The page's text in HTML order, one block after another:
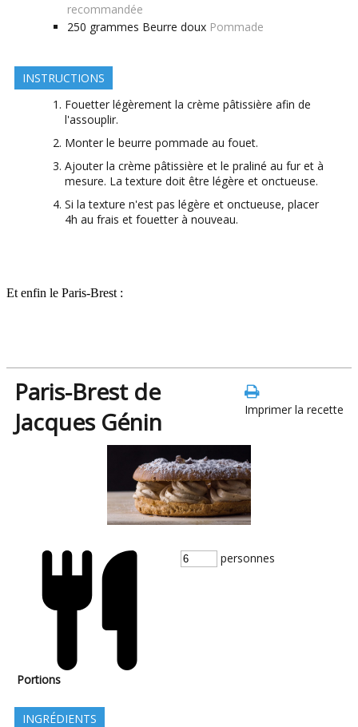
recommandée
250 grammes Beurre doux Pommade
INSTRUCTIONS
Fouetter légèrement la crème pâtissière afin de
l'assouplir.
Monter le beurre pommade au fouet.
Ajouter la crème pâtissière et le praliné au fur et à
mesure. La texture doit être légère et onctueuse.
Si la texture n'est pas légère et onctueuse, placer
4h au frais et fouetter à nouveau.
Et enfin le Paris-Brest :
Imprimer la recette
Paris-Brest de
Jacques Génin
Portions
personnes
INGRÉDIENTS